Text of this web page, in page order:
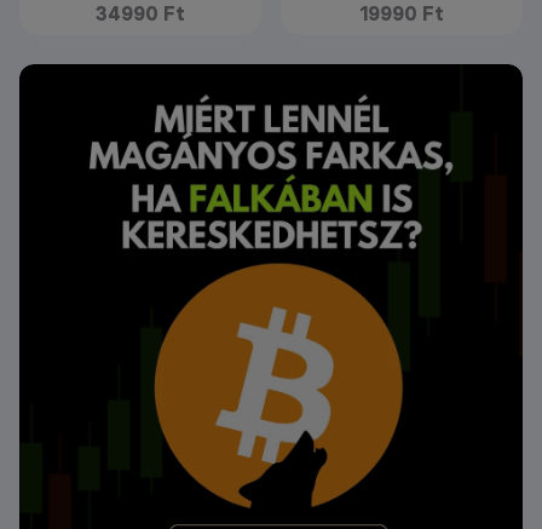
34990 Ft 19990 Ft